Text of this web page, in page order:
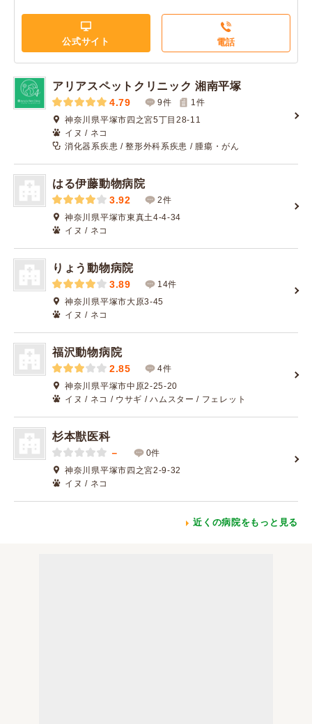
公式サイト 電話
アリアスペットクリニック 湘南平塚
4.79 9件 1 件
神奈川県平塚市四之宮5丁目28-11
イヌ / ネコ
消化器系疾患 / 整形外科系疾患 / 腫瘍・がん
はる伊藤動物病院
3.92
2件
神奈川県平塚市東真土4-4-34
イヌ / ネコ
りょう動物病院
3.89
14件
神奈川県平塚市大原3-45
イヌ / ネコ
福沢動物病院
2.85
4件
神奈川県平塚市中原2-25-20
イヌ / ネコ / ウサギ / ハムスター / フェレット
杉本獣医科
－
0件
神奈川県平塚市四之宮2-9-32
イヌ / ネコ
近くの病院をもっと見る